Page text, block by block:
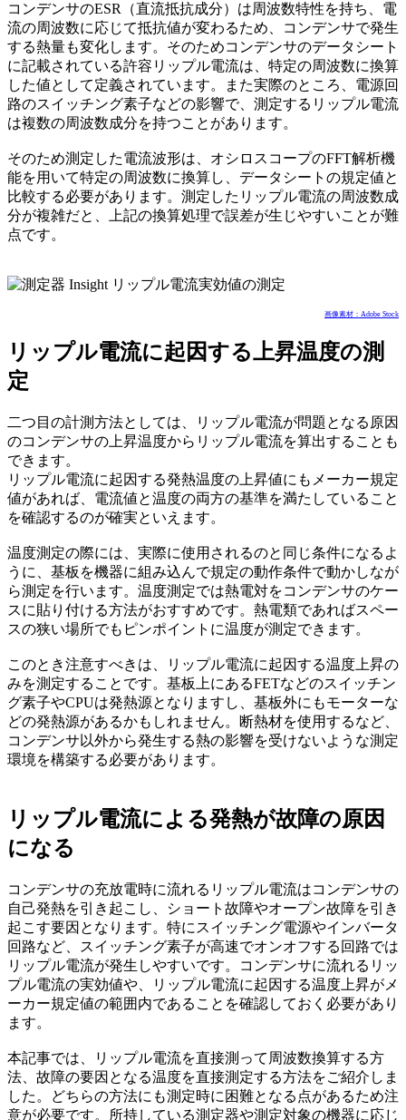
コンデンサのESR（直流抵抗成分）は周波数特性を持ち、電
流の周波数に応じて抵抗値が変わるため、コンデンサで発生
する熱量も変化します。そのためコンデンサのデータシート
に記載されている許容リップル電流は、特定の周波数に換算
した値として定義されています。また実際のところ、電源回
路のスイッチング素子などの影響で、測定するリップル電流
は複数の周波数成分を持つことがあります。
そのため測定した電流波形は、オシロスコープのFFT解析機
能を用いて特定の周波数に換算し、データシートの規定値と
比較する必要があります。測定したリップル電流の周波数成
分が複雑だと、上記の換算処理で誤差が生じやすいことが難
点です。
画像素材：Adobe Stock
リップル電流に起因する上昇温度の測
定
二つ目の計測方法としては、リップル電流が問題となる原因
のコンデンサの上昇温度からリップル電流を算出することも
できます。
リップル電流に起因する発熱温度の上昇値にもメーカー規定
値があれば、電流値と温度の両方の基準を満たしていること
を確認するのが確実といえます。
温度測定の際には、実際に使用されるのと同じ条件になるよ
うに、基板を機器に組み込んで規定の動作条件で動かしなが
ら測定を行います。温度測定では熱電対をコンデンサのケー
スに貼り付ける方法がおすすめです。熱電類であればスペー
スの狭い場所でもピンポイントに温度が測定できます。
このとき注意すべきは、リップル電流に起因する温度上昇の
みを測定することです。基板上にあるFETなどのスイッチン
グ素子やCPUは発熱源となりますし、基板外にもモーターな
どの発熱源があるかもしれません。断熱材を使用するなど、
コンデンサ以外から発生する熱の影響を受けないような測定
環境を構築する必要があります。
リップル電流による発熱が故障の原因
になる
コンデンサの充放電時に流れるリップル電流はコンデンサの
自己発熱を引き起こし、ショート故障やオープン故障を引き
起こす要因となります。特にスイッチング電源やインバータ
回路など、スイッチング素子が高速でオンオフする回路では
リップル電流が発生しやすいです。コンデンサに流れるリッ
プル電流の実効値や、リップル電流に起因する温度上昇がメ
ーカー規定値の範囲内であることを確認しておく必要があり
ます。
本記事では、リップル電流を直接測って周波数換算する方
法、故障の要因となる温度を直接測定する方法をご紹介しま
した。どちらの方法にも測定時に困難となる点があるため注
意が必要です。所持している測定器や測定対象の機器に応じ